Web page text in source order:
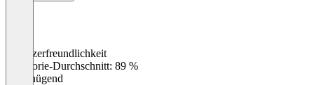
Benutzerfreundlichkeit
Kategorie-Durchschnitt: 89 %
Ungenügend